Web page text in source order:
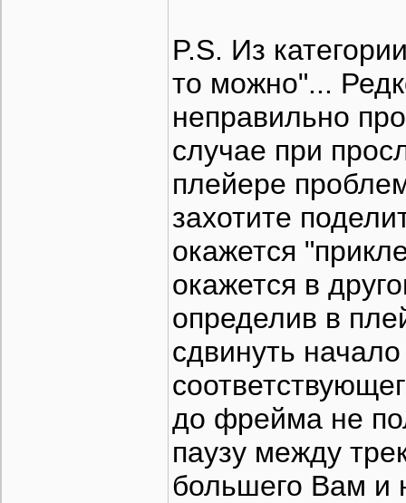
P.S. Из
то можно"...
неправильно
случае при
плейере
захотите
окажется
окажется в
определив в
сдвинуть
до фрейма не
паузу между
большего Вам и